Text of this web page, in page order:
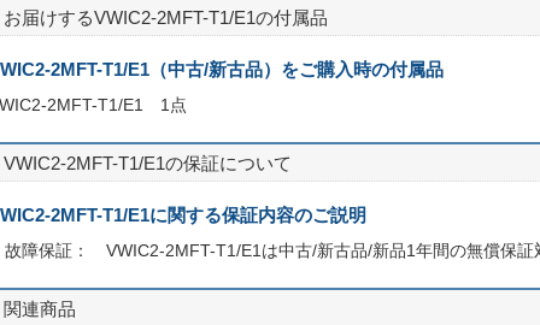
お届けするVWIC2-2MFT-T1/E1の付属品
2MFT-T1/E1（中古/新古品）をご購入時の付属品
2MFT-T1/E1 1点
VWIC2-2MFT-T1/E1の保証について
2MFT-T1/E1に関する保証内容のご説明
故障保証： VWIC2-2MFT-T1/E1は中古/新古品/新品1年間の無償保証
関連商品